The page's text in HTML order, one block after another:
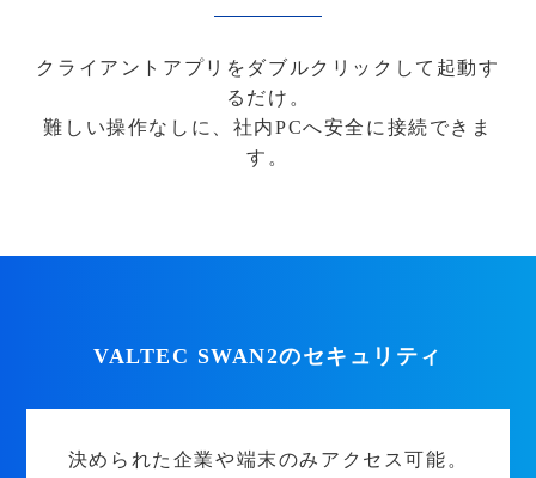
クライアントアプリをダブルクリックして起動す
るだけ。
難しい操作なしに、社内PCへ安全に接続できま
す。
VALTEC SWAN2のセキュリティ
決められた企業や端末のみアクセス可能。